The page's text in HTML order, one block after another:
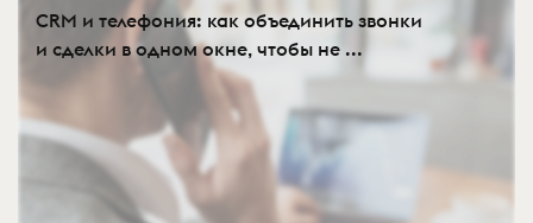
CRM и телефония: как объединить звонки
и сделки в одном окне, чтобы не ...